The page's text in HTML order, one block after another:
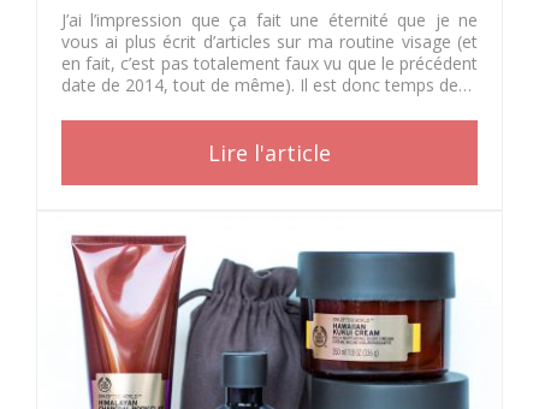
J’ai l’impression que ça fait une éternité que je ne
vous ai plus écrit d’articles sur ma routine visage (et
en fait, c’est pas totalement faux vu que le précédent
date de 2014, tout de même). Il est donc temps de…
Lire l'article